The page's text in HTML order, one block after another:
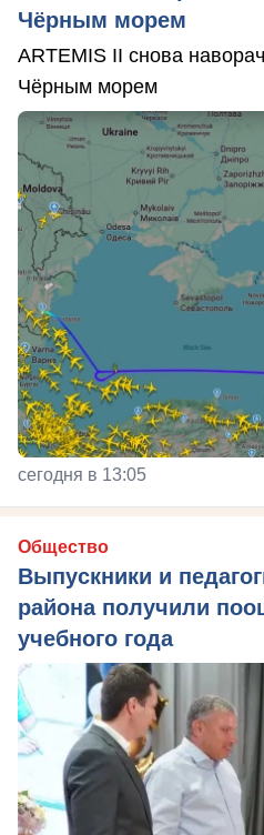
Чёрным морем
ARTEMIS II снова
Чёрным морем
сегодня в 13:05
Общество
Выпускники и
района получили
учебного года